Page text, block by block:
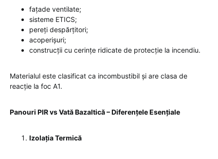
fațade ventilate;
sisteme ETICS;
pereți despărțitori;
acoperișuri;
construcții cu cerințe ridicate de protecție la incendiu.
Materialul este clasificat ca incombustibil și are clasa de
reacție la foc A1.
Panouri PIR vs Vată Bazaltică – Diferențele Esențiale
Izolația Termică